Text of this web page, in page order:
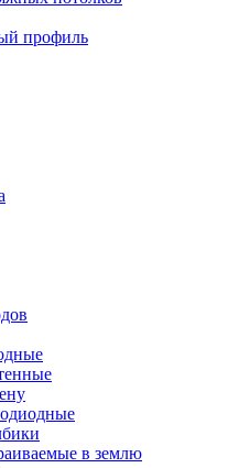
профиль
в землю